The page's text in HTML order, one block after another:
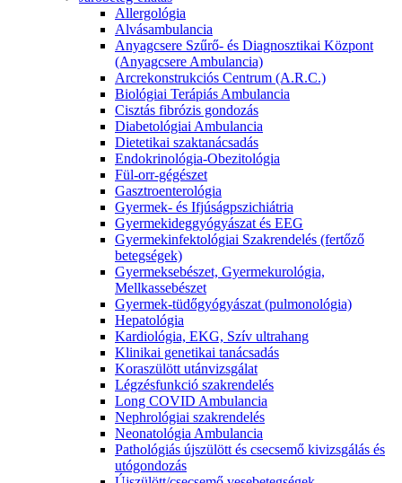
Allergológia
Alvásambulancia
Anyagcsere Szűrő- és Diagnosztikai Központ
(Anyagcsere Ambulancia)
Arcrekonstrukciós Centrum (A.R.C.)
Biológiai Terápiás Ambulancia
Cisztás fibrózis gondozás
Diabetológiai Ambulancia
Dietetikai szaktanácsadás
Endokrinológia-Obezitológia
Fül-orr-gégészet
Gasztroenterológia
Gyermek- és Ifjúságpszichiátria
Gyermekideggyógyászat és EEG
Gyermekinfektológiai Szakrendelés (fertőző
betegségek)
Gyermeksebészet, Gyermekurológia,
Mellkassebészet
Gyermek-tüdőgyógyászat (pulmonológia)
Hepatológia
Kardiológia, EKG, Szív ultrahang
Klinikai genetikai tanácsadás
Koraszülött utánvizsgálat
Légzésfunkció szakrendelés
Long COVID Ambulancia
Nephrológiai szakrendelés
Neonatológia Ambulancia
Pathológiás újszülött és csecsemő kivizsgálás és
utógondozás